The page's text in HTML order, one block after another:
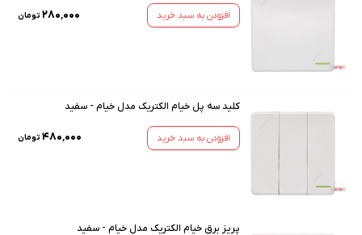
افزودن به سبد خرید ۲۸۰٬۰۰۰ تومان
کلید سه پل خیام الکتریک مدل خیام - سفید
افزودن به سبد خرید ۴۸۰٬۰۰۰ تومان
پریز برق خیام الکتریک مدل خیام - سفید